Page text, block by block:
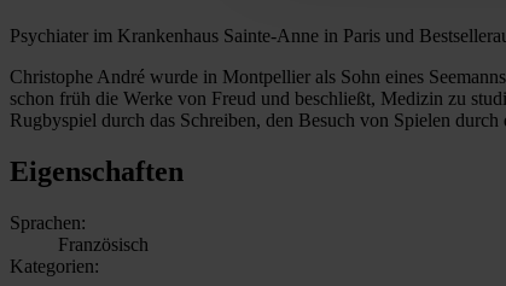
Psychiater im Krankenhaus Sainte-Anne in Paris und
Christophe André wurde in Montpellier als Sohn eines
schon früh die Werke von Freud und beschließt, Medizin zu
Rugbyspiel durch das Schreiben, den Besuch von Spielen
Eigenschaften
Sprachen:
Französisch
Kategorien: